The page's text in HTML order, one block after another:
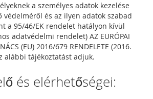
a személyes adatok kezelése
és az ilyen adatok szabad
a 95/46/EK rendelet hatályon kívül
adatvédelmi rendelet) AZ EURÓPAI
(EU) 2016/679 RENDELETE (2016.
alábbi tájékoztatást adjuk.
és elérhetőségei: